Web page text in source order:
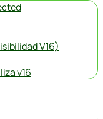
V16)
v16